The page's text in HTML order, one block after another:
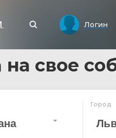
Логин
свое
Город